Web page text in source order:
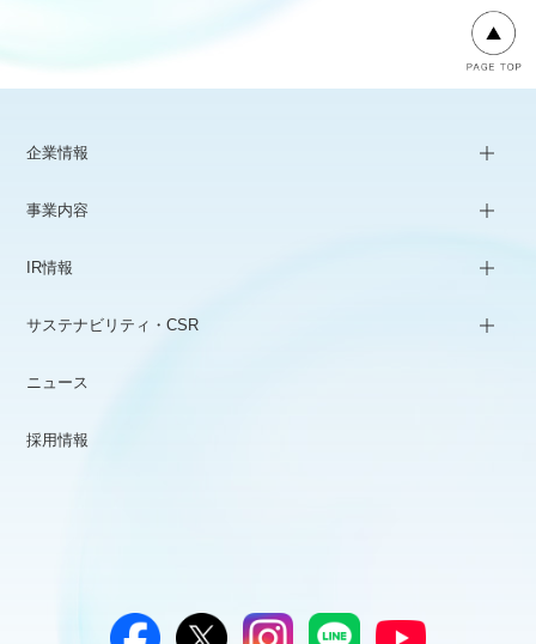
企業情報
事業内容
IR情報
サステナビリティ・CSR
ニュース
採用情報